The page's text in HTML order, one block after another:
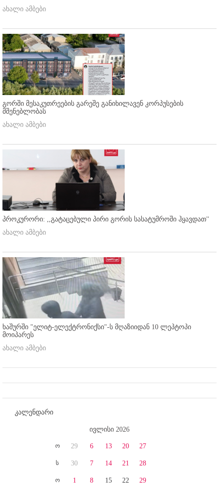
ახალი ამბები
გორში მესაკუთრეების გარეშე განიხილავენ კორპუსების
მშენებლობას
ახალი ამბები
პროკურორი: ,,გატაცებული პირი გორის სასატუმროში ჰყავდათ''
ახალი ამბები
ხაშურში "ელიტ-ელექტრონიქსი"-ს მღაზიიდან 10 ლეპტოპი
მოიპარეს
ახალი ამბები
კალენდარი
ივლისი 2026
ო
ს
ო
29
30
1
6
7
8
13
14
15
20
21
22
27
28
29